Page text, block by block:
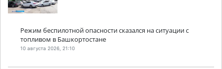
Режим беспилотной опасности сказался на ситуации с
топливом в Башкортостане
10 августа 2026, 21:10